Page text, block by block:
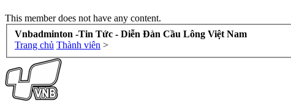
This member does not have any content.
Vnbadminton -Tin Tức - Diễn Đàn Cầu Lông Việt Nam
Trang chủ Thành viên >